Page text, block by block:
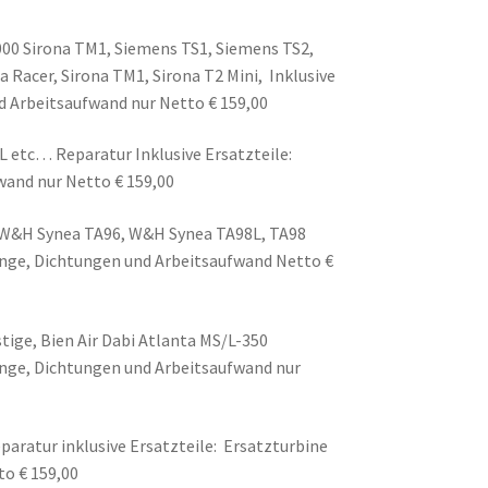
Sirona TM1, Siemens TS1, Siemens TS2,
Sirona TM1, Sirona T2 Mini, Inklusive
nur Netto € 159,00
etc… Reparatur Inklusive Ersatzteile:
nur Netto € 159,00
Synea TA96, W&H Synea TA98L, TA98
Dichtungen und Arbeitsaufwand Netto €
Bien Air Dabi Atlanta MS/L-350
Dichtungen und Arbeitsaufwand nur
inklusive Ersatzteile: Ersatzturbine
€ 159,00